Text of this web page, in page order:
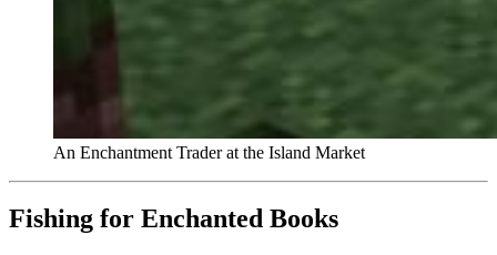
An Enchantment Trader at the Island Market
Fishing for Enchanted Books